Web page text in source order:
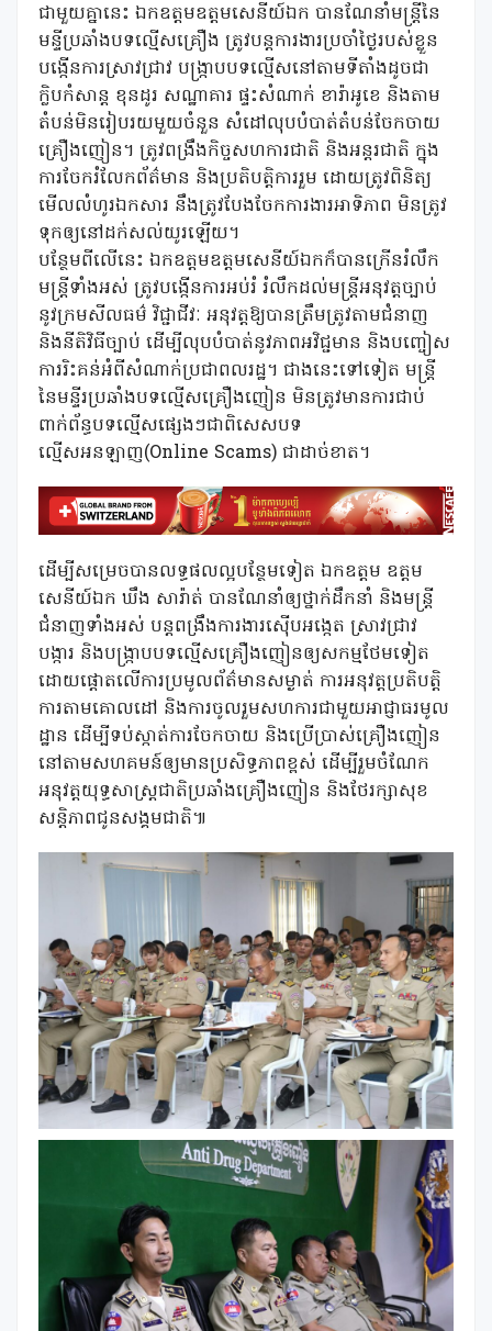
ជាមួយគ្នានេះ ឯកឧត្តមឧត្តមសេនីយ៍ឯក បានណែនាំមន្រ្តីនៃ
មន្ទីប្រឆាំងបទល្មើសគ្រឿង ត្រូវបន្តការងារប្រចាំថ្ងៃរបស់ខ្លួន
បង្កើនការស្រាវជ្រាវ បង្ក្រាបបទល្មើសនៅតាមទីតាំងដូចជា
ក្លិបកំសាន្ត ខុនដូរ សណ្ឋាគារ ផ្ទះសំណាក់ ខារ៉ាអូខេ និងតាម
តំបន់មិនរៀបរយមួយចំនួន សំដៅលុបបំបាត់តំបន់ចែកចាយ
គ្រឿងញៀន។ ត្រូវពង្រឹងកិច្ចសហការជាតិ និងអន្តរជាតិ ក្នុង
ការចែករំលែកព័ត៌មាន និងប្រតិបត្តិការរួម ដោយត្រូវពិនិត្យ
មើលលំហូរឯកសារ នឹងត្រូវបែងចែកការងារអាទិភាព មិនត្រូវ
ទុកឲ្យនៅដក់សល់យូរឡើយ។
បន្ថែមពីលើនេះ ឯកឧត្តមឧត្តមសេនីយ៍ឯកក៏បានក្រើនរំលឹក
មន្រ្តីទាំងអស់ ត្រូវបង្កើនការអប់រំ រំលឹកដល់មន្ត្រីអនុវត្តច្បាប់
នូវក្រមសីលធម៌ វិជ្ជាជីវៈ អនុវត្តឱ្យបានត្រឹមត្រូវតាមជំនាញ
និងនីតិវិធីច្បាប់ ដើម្បីលុបបំបាត់នូវភាពអវិជ្ជមាន និងបញ្ចៀស
ការរិះគន់អំពីសំណាក់ប្រជាពលរដ្ឋ។ ជាងនេះទៅទៀត មន្រ្តី
នៃមន្ទីរប្រឆាំងបទល្មើសគ្រឿងញៀន មិនត្រូវមានការជាប់
ពាក់ព័ន្ធបទល្មើសផ្សេងៗជាពិសេសបទ
ល្មើសអនឡាញ(Online Scams) ជាដាច់ខាត។
ដើម្បីសម្រេចបានលទ្ធផលល្អបន្ថែមទៀត ឯកឧត្តម ឧត្តម
សេនីយ៍ឯក ឃឹង សារ៉ាត់ បានណែនាំឲ្យថ្នាក់ដឹកនាំ និងមន្រ្តី
ជំនាញទាំងអស់ បន្តពង្រឹងការងារស៊ើបអង្កេត ស្រាវជ្រាវ
បង្ការ និងបង្រ្កាបបទល្មើសគ្រឿងញៀនឲ្យសកម្មថែមទៀត
ដោយផ្តោតលើការប្រមូលព័ត៌មានសម្ងាត់ ការអនុវត្តប្រតិបត្តិ
ការតាមគោលដៅ និងការចូលរួមសហការជាមួយអាជ្ញាធរមូល
ដ្ឋាន ដើម្បីទប់ស្កាត់ការចែកចាយ និងប្រើប្រាស់គ្រឿងញៀន
នៅតាមសហគមន៍ឲ្យមានប្រសិទ្ធភាពខ្ពស់ ដើម្បីរួមចំណែក
អនុវត្តយុទ្ធសាស្ត្រជាតិប្រឆាំងគ្រឿងញៀន និងថែរក្សាសុខ
សន្តិភាពជូនសង្គមជាតិ៕